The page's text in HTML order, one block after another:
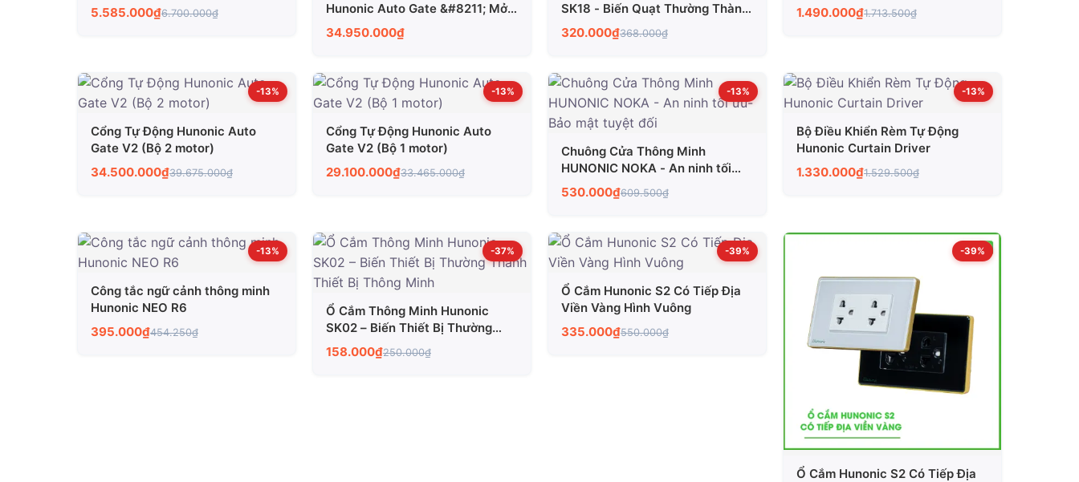
5.585.000₫6.700.000₫
Hunonic Auto Gate &#8211; Mở
Cổng Qua 4G
34.950.000₫
SK18 - Biến Quạt Thường Thành
Quạt Thông Minh
320.000₫368.000₫
1.490.000₫1.713.500₫
-13%
Cổng Tự Động Hunonic Auto
Gate V2 (Bộ 2 motor)
34.500.000₫39.675.000₫
-13%
Cổng Tự Động Hunonic Auto
Gate V2 (Bộ 1 motor)
29.100.000₫33.465.000₫
-13%
Chuông Cửa Thông Minh
HUNONIC NOKA - An ninh tối
ưu- Bảo mật tuyệt đối
530.000₫609.500₫
-13%
Bộ Điều Khiển Rèm Tự Động
Hunonic Curtain Driver
1.330.000₫1.529.500₫
-13%
Công tắc ngữ cảnh thông minh
Hunonic NEO R6
395.000₫454.250₫
-37%
Ổ Cắm Thông Minh Hunonic
SK02 – Biến Thiết Bị Thường
Thành Thiết Bị Thông Minh
158.000₫250.000₫
-39%
Ổ Cắm Hunonic S2 Có Tiếp Địa
Viền Vàng Hình Vuông
335.000₫550.000₫
-39%
Ổ Cắm Hunonic S2 Có Tiếp Địa